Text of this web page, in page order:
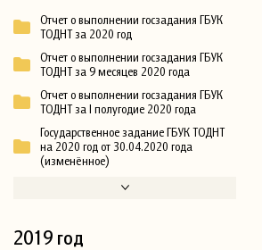
Отчет о выполнении госзадания ГБУК
ТОДНТ за 2020 год
Отчет о выполнении госзадания ГБУК
ТОДНТ за 9 месяцев 2020 года
Отчет о выполнении госзадания ГБУК
ТОДНТ за I полугодие 2020 года
Государственное задание ГБУК ТОДНТ
на 2020 год от 30.04.2020 года
(изменённое)
2019 год